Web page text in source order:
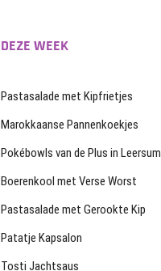
DEZE WEEK
Pastasalade met Kipfrietjes
Marokkaanse Pannenkoekjes
Pokébowls van de Plus in Leersum
Boerenkool met Verse Worst
Pastasalade met Gerookte Kip
Patatje Kapsalon
Tosti Jachtsaus